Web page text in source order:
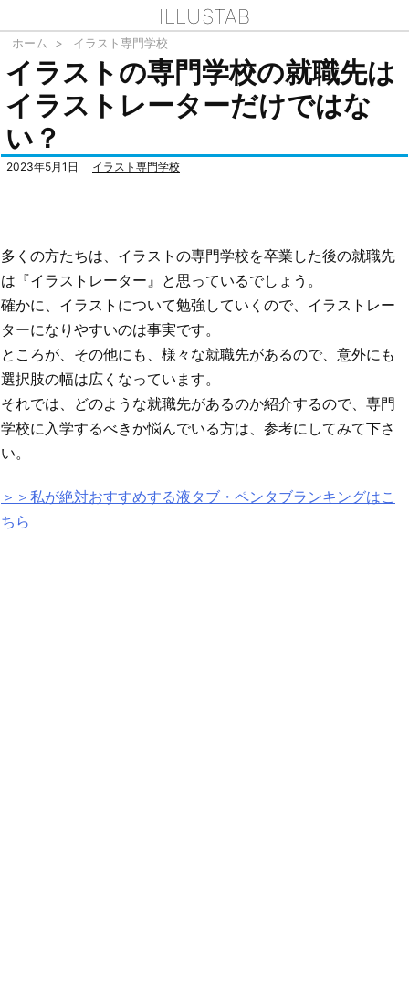
ILLUSTAB
ホーム > イラスト専門学校
イラストの専門学校の就職先は
イラストレーターだけではな
い？
2023年5月1日 イラスト専門学校
多くの方たちは、イラストの専門学校を卒業した後の就職先
は『イラストレーター』と思っているでしょう。
確かに、イラストについて勉強していくので、イラストレー
ターになりやすいのは事実です。
ところが、その他にも、様々な就職先があるので、意外にも
選択肢の幅は広くなっています。
それでは、どのような就職先があるのか紹介するので、専門
学校に入学するべきか悩んでいる方は、参考にしてみて下さ
い。
＞＞私が絶対おすすめする液タブ・ペンタブランキングはこ
ちら